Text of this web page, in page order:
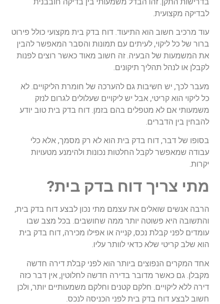
לבדיקה מקצועית.
עוד מרכיב חשוב הוא התיעוד. דוח בדק בית מקצועי כולל פירוט
ברור של כל ליקוי, לעיתים עם תמונות והסבר המאפשר להבין
את המשמעות של הבעיה. זה חשוב מאוד כאשר רוצים לפנות
לקבלן או לנהל תהליך תיקונים.
מעבר לכך, יש חשיבות גם להערכה של חומרת הליקויים. לא
כל ליקוי הוא קריטי, אבל יש ליקויים שעלולים לגרום לנזק
משמעותי אם לא מטפלים בהם בזמן. דוח בדק בית טוב יודע
להבחין בין הדברים.
בסופו של דבר, דוח בדק בית הוא לא רק מסמך, אלא כלי
עבודה שמאפשר לקבל החלטות נכונות ולהימנע מטעויות
יקרות.
מתי צריך דוח בדק בית?
הרבה אנשים שואלים את עצמם מתי נכון לבצע דוח בדק בית,
והתשובה היא פשוטה יותר ממה שחושבים. בכל מצב שבו
עומדים לפני קבלת נכס, קנייה או אפילו מכירה, דוח בדק בית
הוא שלב קריטי שלא כדאי לוותר עליו.
אחד המקרים הנפוצים ביותר הוא לפני קבלת דירה חדשה
מקבלן. גם כאשר מדובר בדירה חדשה לחלוטין, אין דבר כזה
דירה ללא ליקויים. חלקם קטנים וחלקם משמעותיים יותר, ולכן
חשוב לבצע דוח בדק בית לפני הכניסה לנכס.